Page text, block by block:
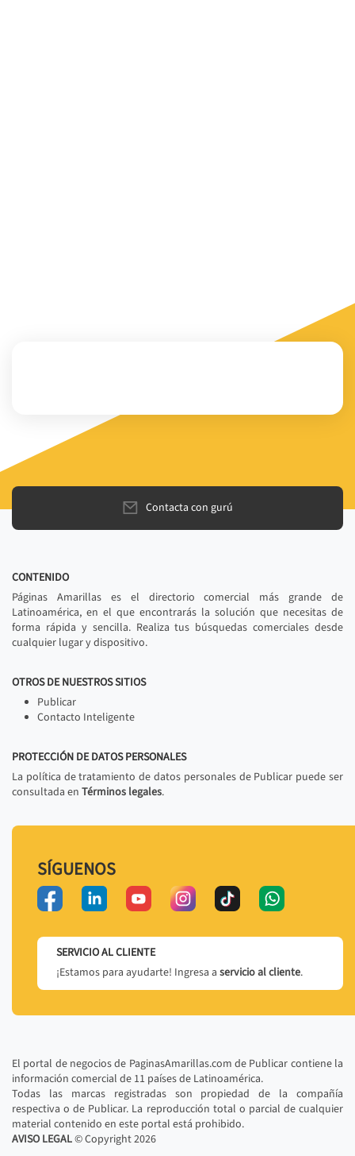
Contacta con gurú
CONTENIDO
Páginas Amarillas es el directorio comercial más grande de
Latinoamérica, en el que encontrarás la solución que necesitas de
forma rápida y sencilla. Realiza tus búsquedas comerciales desde
cualquier lugar y dispositivo.
OTROS DE NUESTROS SITIOS
Publicar
Contacto Inteligente
PROTECCIÓN DE DATOS PERSONALES
La política de tratamiento de datos personales de Publicar puede ser
consultada en Términos legales.
SÍGUENOS
SERVICIO AL CLIENTE
¡Estamos para ayudarte! Ingresa a servicio al cliente.
El portal de negocios de PaginasAmarillas.com de Publicar contiene la
información comercial de 11 países de Latinoamérica.
Todas las marcas registradas son propiedad de la compañía
respectiva o de Publicar. La reproducción total o parcial de cualquier
material contenido en este portal está prohibido.
AVISO LEGAL© Copyright2026